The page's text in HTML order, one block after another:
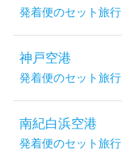
発着便のセット旅行
神戸空港
発着便のセット旅行
南紀白浜空港
発着便のセット旅行